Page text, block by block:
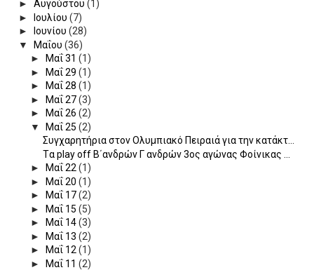
► Αυγούστου (1)
►
Ιουλίου (7)
►
Ιουνίου (28)
▼
Μαΐου (36)
►
Μαΐ 31 (1)
►
Μαΐ 29 (1)
►
Μαΐ 28 (1)
►
Μαΐ 27(3)
►
Μαΐ 26 (2)
▼
Μαΐ 25 (2)
Συγχαρητήρια στον Ολυμπιακό Πειραιά για την κατάκτ...
Tα play off Β΄ανδρών Γ ανδρών 3ος αγώνας Φοίνικας ...
►
Μαΐ 22(1)
►
Μαΐ 20 (1)
►
Μαΐ 17(2)
►
Μαΐ 15 (5)
►
Μαΐ 14(3)
►
Μαΐ 13 (2)
►
Μαΐ 12(1)
►
Μαΐ 11 (2)